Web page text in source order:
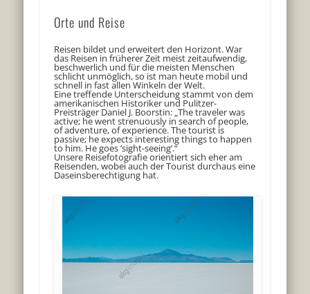
Orte und Reise
Reisen bildet und erweitert den Horizont. War
das Reisen in früherer Zeit meist zeitaufwendig,
beschwerlich und für die meisten Menschen
schlicht unmöglich, so ist man heute mobil und
schnell in fast allen Winkeln der Welt.
Eine treffende Unterscheidung stammt von dem
amerikanischen Historiker und Pulitzer-
Preisträger Daniel J. Boorstin: „The traveler was
active; he went strenuously in search of people,
of adventure, of experience. The tourist is
passive; he expects interesting things to happen
to him. He goes ‘sight-seeing’.“
Unsere Reisefotografie orientiert sich eher am
Reisenden, wobei auch der Tourist durchaus eine
Daseinsberechtigung hat.